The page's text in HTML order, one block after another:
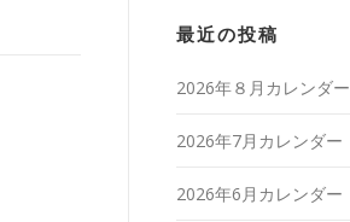
最近の投稿
2026年８月カレンダー
2026年7月カレンダー
2026年6月カレンダー